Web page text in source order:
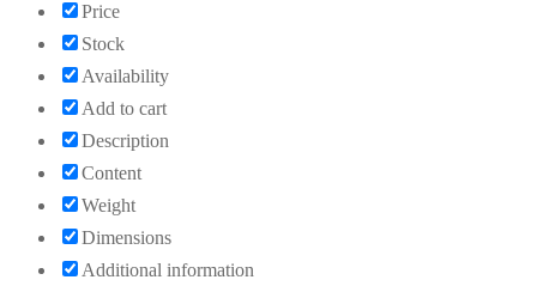
Price
Stock
Availability
Add to cart
Description
Content
Weight
Dimensions
Additional information